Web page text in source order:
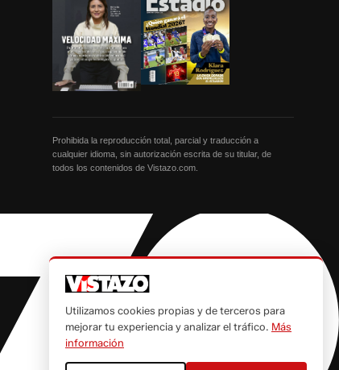
Prohibida la reproducción total, parcial y traducción a
cualquier idioma, sin autorización escrita de su titular, de
todos los contenidos de Vistazo.com.
Utilizamos cookies propias y de terceros para
mejorar tu experiencia y analizar el tráfico. Más
información